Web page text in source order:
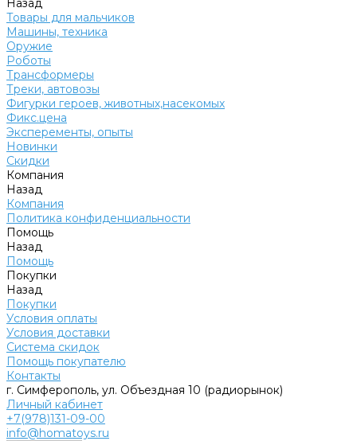
Назад
Товары для мальчиков
Машины, техника
Оружие
Роботы
Трансформеры
Треки, автовозы
Фигурки героев, животных,насекомых
Фикс.цена
Эксперементы, опыты
Новинки
Скидки
Компания
Назад
Компания
Политика конфиденциальности
Помощь
Назад
Помощь
Покупки
Назад
Покупки
Условия оплаты
Условия доставки
Система скидок
Помощь покупателю
Контакты
г. Симферополь, ул. Объездная 10 (радиорынок)
Личный кабинет
+7(978)131-09-00
info@homatoys.ru